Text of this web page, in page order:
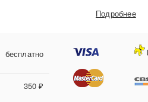
бесплатно
350 ₽
Подробнее